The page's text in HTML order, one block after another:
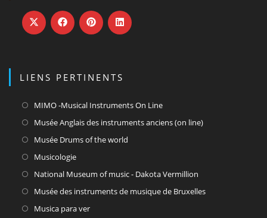
LIENS PERTINENTS
MIMO -Musical Instruments On Line
Musée Anglais des instruments anciens (on line)
Musée Drums of the world
Musicologie
National Museum of music - Dakota Vermillion
Musée des instruments de musique de Bruxelles
Musica para ver